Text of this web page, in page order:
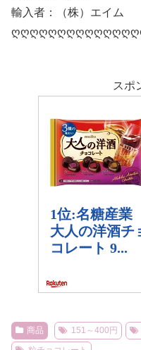
輸入者：（株）エイム
スポ
商品 151～400円